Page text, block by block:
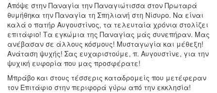
Απόψε στην Παναγία την Παναγιώτισσα στον Πρωταρά
θυμήθηκα την Παναγία τη Σπηλιανή στη Νίσυρο. Να είναι
καλά ο πατήρ Αυγουστίνος, τα τελευταία χρόνια στολίζει
επιτάφιο! Τα εγκώμια της Παναγίας μάς συνεπήραν. Μας
ανέβασαν σε άλλους κόσμους! Μυσταγωγία και μέθεξη!
Ανάταση ψυχής! Σας ευχαριστούμε, π. Αυγουστίνε, για την
ψυχική ευφορία που μας προσφέρατε!
Μπράβο και στους τέσσερις καταδρομείς που μετέφεραν
τον Επιτάφιο στην περιφορά γύρω από την εκκλησία!